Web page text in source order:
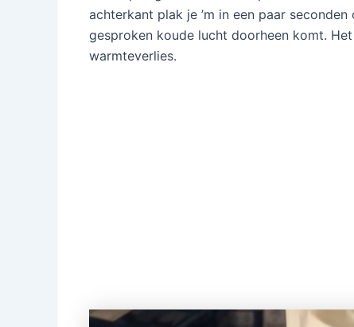
achterkant plak je ’m in een paar
gesproken koude lucht doorheen komt.
warmteverlies.